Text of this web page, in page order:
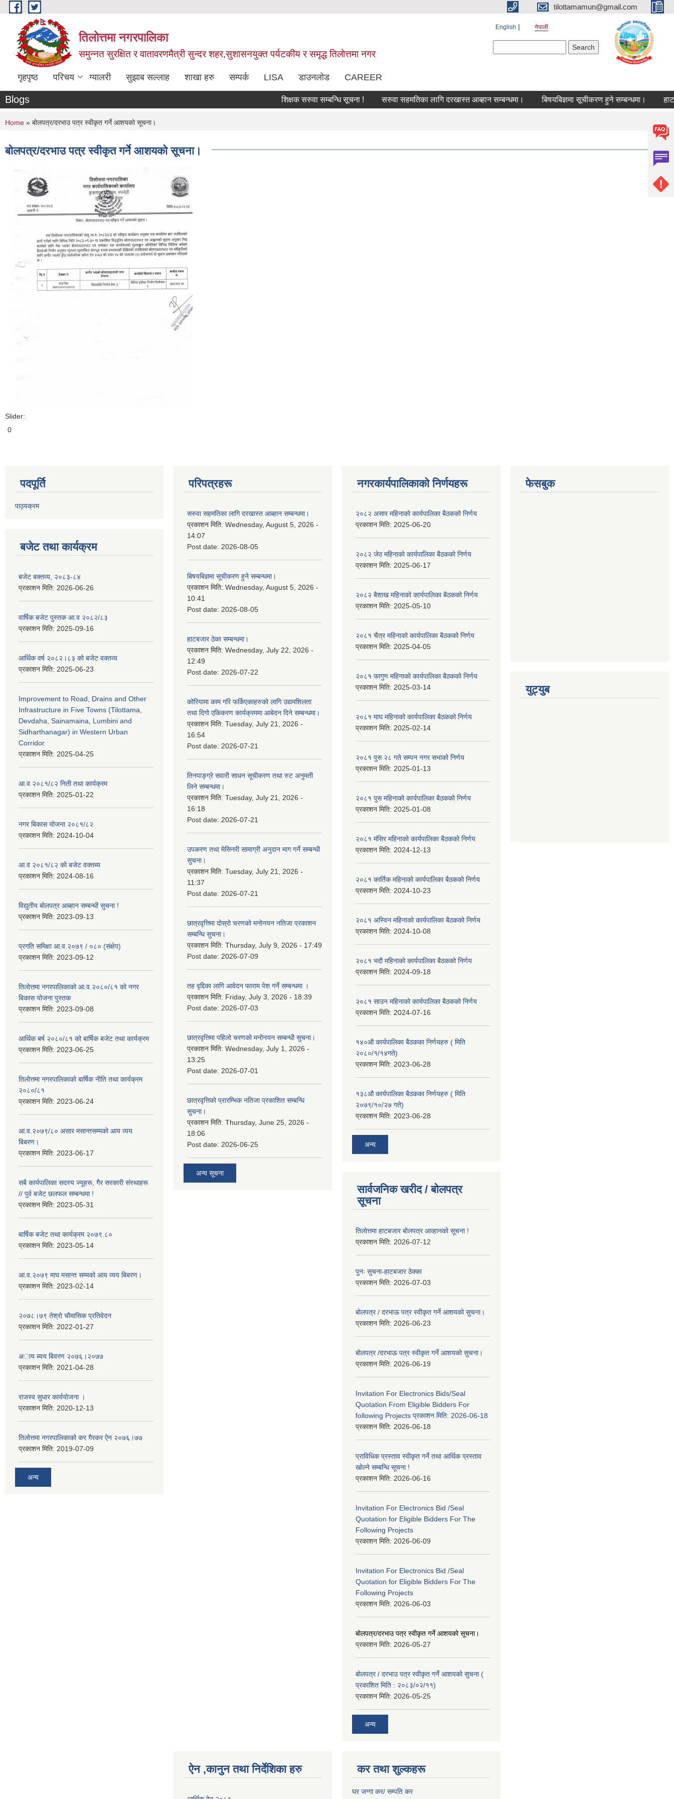
Skip to main content tilottamamun@gmail.com
तिलोत्तमा नगरपालिका
समुन्नत सुरक्षित र वातावरणमैत्री सुन्दर शहर,सुशासनयुक्त पर्यटकीय र समृद्ध तिलाेत्तमा नगर
English नेपाली
गृहपृष्ठ परिचय ग्यालरी सुझाब सल्लाह शाखा हरु सम्पर्क LISA डाउनलोड CAREER
Blogs शिक्षक सरुवा सम्बन्धि सूचना ! सरुवा सहमतिका लागि दरखास्त आब्हान सम्बन्धमा। बिषयबिज्ञमा सूचीकरण हुने सम्बन्धमा।
You are here
Home » बोलपत्र/दरभाउ पत्र स्वीकृत गर्ने आशयको सूचना।
बोलपत्र/दरभाउ पत्र स्वीकृत गर्ने आशयको सूचना।
Slider:
0
पदपूर्ति
पाठ्यक्रम
बजेट तथा कार्यक्रम
बजेट बक्तव्य, २०८३-८४
प्रकाशन मिति: 2026-06-26
वार्षिक बजेट पुस्तक आ.व २०८२/८३
प्रकाशन मिति: 2025-09-16
आर्थिक वर्ष २०८२।८३ को बजेट वक्तव्य
प्रकाशन मिति: 2025-06-23
Improvement to Road, Drains and Other
Infrastructure in Five Towns (Tilottama,
Devdaha, Sainamaina, Lumbini and
Sidharthanagar) in Western Urban
Corridor
प्रकाशन मिति: 2025-04-25
आ.व २०८१/८२ निती तथा कार्यक्रम
प्रकाशन मिति: 2025-01-22
नगर बिकास योजना २०८१/८२
प्रकाशन मिति: 2024-10-04
आ.व २०८१/८२ को बजेट वक्तब्य
प्रकाशन मिति: 2024-08-16
विद्युतीय बोलपत्र आब्हान सम्बन्धी सुचना !
प्रकाशन मिति: 2023-09-13
प्रगति समिक्षा आ.व.२०७९ / ०८० (संक्षेप)
प्रकाशन मिति: 2023-09-12
तिलोत्तमा नगरपालिकाको आ.व.२०८०/८१ को नगर
बिकास योजना पुस्तक
प्रकाशन मिति: 2023-09-08
आर्थिक बर्ष २०८०/८१ को बार्षिक बजेट तथा कार्यक्रम
प्रकाशन मिति: 2023-06-25
तिलोत्तमा नगरपालिकाको बार्षिक नीति तथा कार्यक्रम
२०८०/८१
प्रकाशन मिति: 2023-06-24
आ.व.२०७९/८० असार मसान्तसम्मको आय व्यय
बिबरण।
प्रकाशन मिति: 2023-06-17
सबै कार्यपालिका सदस्य ज्यूहरू, गैर सरकारी संस्थाहरू
// पुर्व बजेट छलफल सम्बन्धमा !
प्रकाशन मिति: 2023-05-31
बार्षिक बजेट तथा कार्यक्रम २०७९.८०
प्रकाशन मिति: 2023-05-14
आ.व.२०७९ माघ मसान्त सम्मको आय व्यय बिबरण।
प्रकाशन मिति: 2023-02-14
२०७८।७९ तेश्राे चाैमासिक प्रतिवेदन
प्रकाशन मिति: 2022-01-27
अाय ब्यय बिवरण २०७६।२०७७
प्रकाशन मिति: 2021-04-28
राजस्व सुधार कार्ययाेजना ।
प्रकाशन मिति: 2020-12-13
तिलोत्तमा नगरपालिकाको कर गैरकर ऐन २०७६।७७
प्रकाशन मिति: 2019-07-09
अन्य
परिपत्रहरू
सरुवा सहमतिका लागि दरखास्त आब्हान सम्बन्धमा।
प्रकाशन मिति: Wednesday, August 5, 2026 -
14:07
Post date: 2026-08-05
बिषयबिज्ञमा सूचीकरण हुने सम्बन्धमा।
प्रकाशन मिति: Wednesday, August 5, 2026 -
10:41
Post date: 2026-08-05
हाटबजार ठेका सम्बन्धमा।
प्रकाशन मिति: Wednesday, July 22, 2026 -
12:49
Post date: 2026-07-22
कोरियामा काम गरि फर्किएकाहरुको लागि उद्यमशिलता
तथा दिगो एकिकरण कार्यक्रममा आबेदन दिने सम्बन्धमा।
प्रकाशन मिति: Tuesday, July 21, 2026 -
16:54
Post date: 2026-07-21
तिनपाङ्ग्रे सवारी साधन सूचीकरण तथा रुट अनुमती
लिने सम्बन्धमा।
प्रकाशन मिति: Tuesday, July 21, 2026 -
16:18
Post date: 2026-07-21
उपकरण तथा मेसिनरी सामाग्री अनुदान माग गर्ने सम्बन्धी
सुचना।
प्रकाशन मिति: Tuesday, July 21, 2026 -
11:37
Post date: 2026-07-21
छात्रवृत्तिमा दोस्रो चरणको मनोनयन नतिजा प्रकाशन
सम्बन्धि सुचना।
प्रकाशन मिति: Thursday, July 9, 2026 - 17:49
Post date: 2026-07-09
तह वृद्दिका लागि आवेदन फाराम पेश गर्ने सम्बन्धमा ।
प्रकाशन मिति: Friday, July 3, 2026 - 18:39
Post date: 2026-07-03
छात्रवृत्तिमा पहिलो चरणको मनोनयन सम्बन्धी सुचना।
प्रकाशन मिति: Wednesday, July 1, 2026 -
13:25
Post date: 2026-07-01
छात्रवृत्तिको प्रारम्भिक नतिजा प्रकाशित सम्बन्धि
सुचना।
प्रकाशन मिति: Thursday, June 25, 2026 -
18:06
Post date: 2026-06-25
अन्य सूचना
नगरकार्यपालिकाकाे निर्णयहरू
२०८२ असार महिनाको कार्यपालिका बैठकको निर्णय
प्रकाशन मिति: 2025-06-20
२०८२ जेठ महिनाको कार्यपालिका बैठकको निर्णय
प्रकाशन मिति: 2025-06-17
२०८२ बैशाख महिनाको कार्यपालिका बैठकको निर्णय
प्रकाशन मिति: 2025-05-10
२०८१ चैत्र महिनाको कार्यपालिका बैठकको निर्णय
प्रकाशन मिति: 2025-04-05
२०८१ फागुण महिनाको कार्यपालिका बैठकको निर्णय
प्रकाशन मिति: 2025-03-14
२०८१ माघ महिनाको कार्यपालिका बैठकको निर्णय
प्रकाशन मिति: 2025-02-14
२०८१ पुस २८ गते सम्प‍न नगर सभाको निर्णय
प्रकाशन मिति: 2025-01-13
२०८१ पुस महिनाको कार्यपालिका बैठकको निर्णय
प्रकाशन मिति: 2025-01-08
२०८१ मंसिर महिनाको कार्यपालिका बैठकको निर्णय
प्रकाशन मिति: 2024-12-13
२०८१ कार्तिक महिनाको कार्यपालिका बैठकको निर्णय
प्रकाशन मिति: 2024-10-23
२०८१ अस्विन महिनाको कार्यपालिका बैठकको निर्णय
प्रकाशन मिति: 2024-10-08
२०८१ भदौ महिनाको कार्यपालिका बैठकको निर्णय
प्रकाशन मिति: 2024-09-18
२०८१ साउन महिनाको कार्यपालिका बैठकको निर्णय
प्रकाशन मिति: 2024-07-16
१४०औ कार्यपालिका बैठकका निर्णयहरु ( मिति
२०८०/१/१४गते)
प्रकाशन मिति: 2023-06-28
१३८औ कार्यपालिका बैठकका निर्णयहरु ( मिति
२०७९/१०/२७ गते)
प्रकाशन मिति: 2023-06-28
अन्य
सार्वजनिक खरीद / बोलपत्र
सूचना
तिलोत्तमा हाटबजार बोलपत्र आव्हानको सूचना !
प्रकाशन मिति: 2026-07-12
पुनः सुचना-हाटबजार ठेक्का
प्रकाशन मिति: 2026-07-03
बोलपत्र / दरभाऊ पत्र स्वीकृत गर्ने आशयको सुचना।
प्रकाशन मिति: 2026-06-23
बोलपत्र /दरभाऊ पत्र स्वीकृत गर्ने आशयको सुचना।
प्रकाशन मिति: 2026-06-19
Invitation For Electronics Bids/Seal
Quotation From Eligible Bidders For
following Projects प्रकाशन मिति: 2026-06-18
प्रकाशन मिति: 2026-06-18
प्राविधिक प्रस्ताव स्वीकृत गर्ने तथा आर्थिक प्रस्ताव
खोल्ने सम्बन्धि सूचना !
प्रकाशन मिति: 2026-06-16
Invitation For Electronics Bid /Seal
Quotation for Eligible Bidders For The
Following Projects
प्रकाशन मिति: 2026-06-09
Invitation For Electronics Bid /Seal
Quotation for Eligible Bidders For The
Following Projects
प्रकाशन मिति: 2026-06-03
बोलपत्र/दरभाउ पत्र स्वीकृत गर्ने आशयको सूचना।
प्रकाशन मिति: 2026-05-27
बोलपत्र / दरभाउ पत्र स्वीकृत गर्ने आशयको सुचना (
प्रकाशित मिति : २०८३/०२/११)
प्रकाशन मिति: 2026-05-25
अन्य
फेसबुक
युट्युब
ऐन ,कानुन तथा निर्देशिका हरु कर तथा शुल्कहरू
घर जग्गा कर/ सम्पति कर